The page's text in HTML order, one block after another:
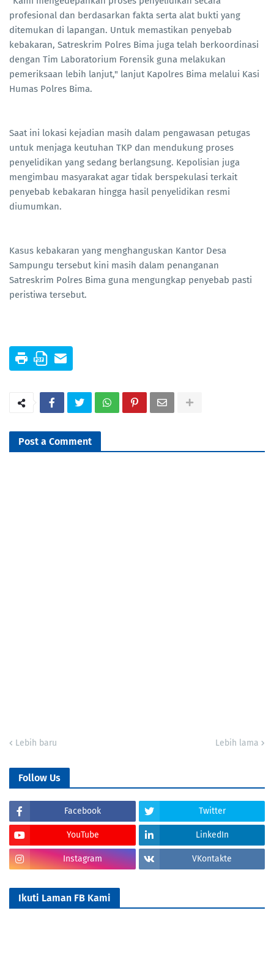
profesional dan berdasarkan fakta serta alat bukti yang
ditemukan di lapangan. Untuk memastikan penyebab
kebakaran, Satreskrim Polres Bima juga telah berkoordinasi
dengan Tim Laboratorium Forensik guna melakukan
pemeriksaan lebih lanjut," lanjut Kapolres Bima melalui Kasi
Humas Polres Bima.
Saat ini lokasi kejadian masih dalam pengawasan petugas
untuk menjaga keutuhan TKP dan mendukung proses
penyelidikan yang sedang berlangsung. Kepolisian juga
mengimbau masyarakat agar tidak berspekulasi terkait
penyebab kebakaran hingga hasil penyelidikan resmi
diumumkan.
Kasus kebakaran yang menghanguskan Kantor Desa
Sampungu tersebut kini masih dalam penanganan
Satreskrim Polres Bima guna mengungkap penyebab pasti
peristiwa tersebut.
Post a Comment
Lebih baru Lebih lama
Follow Us
Facebook Twitter
YouTube LinkedIn
Instagram VKontakte
Ikuti Laman FB Kami